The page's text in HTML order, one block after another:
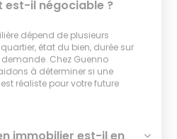
il négociable ?
dépend de plusieurs
état du bien, durée sur
Chez Guenno
à déterminer si une
réaliste pour votre future